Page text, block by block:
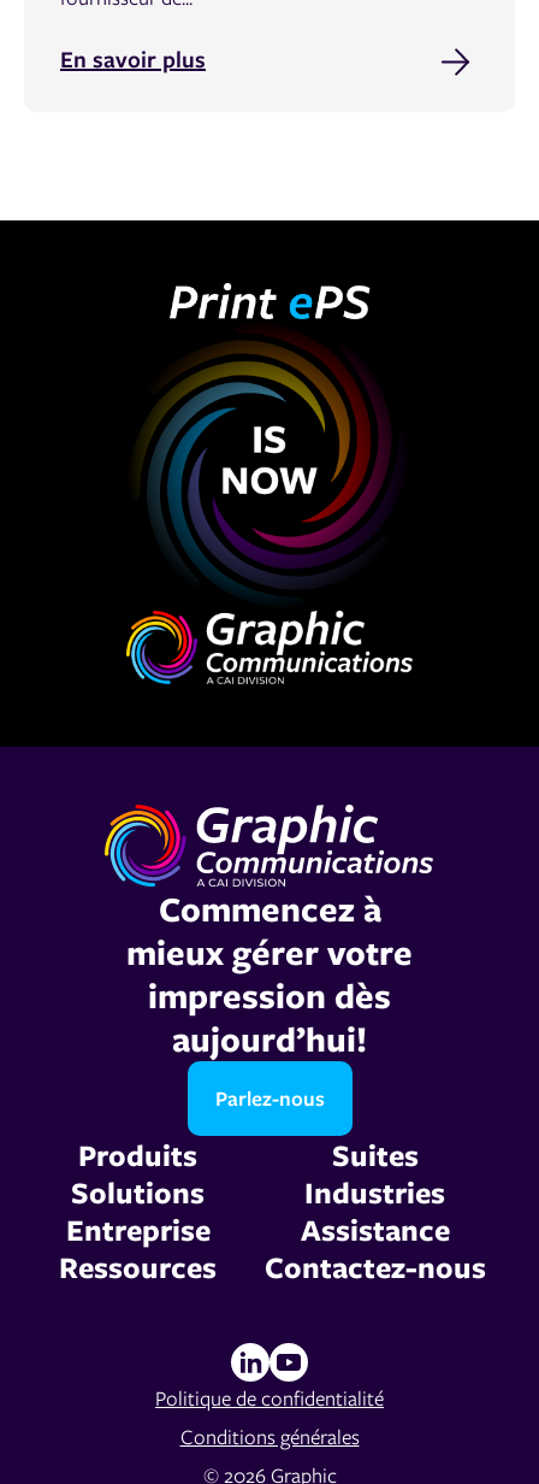
En savoir plus
Commencez à
mieux gérer votre
impression dès
aujourd’hui!
Parlez-nous
Produits
Suites
Solutions
Industries
Entreprise
Assistance
Ressources
Contactez-nous
Politique de confidentialité
Conditions générales
© 2026 Graphic